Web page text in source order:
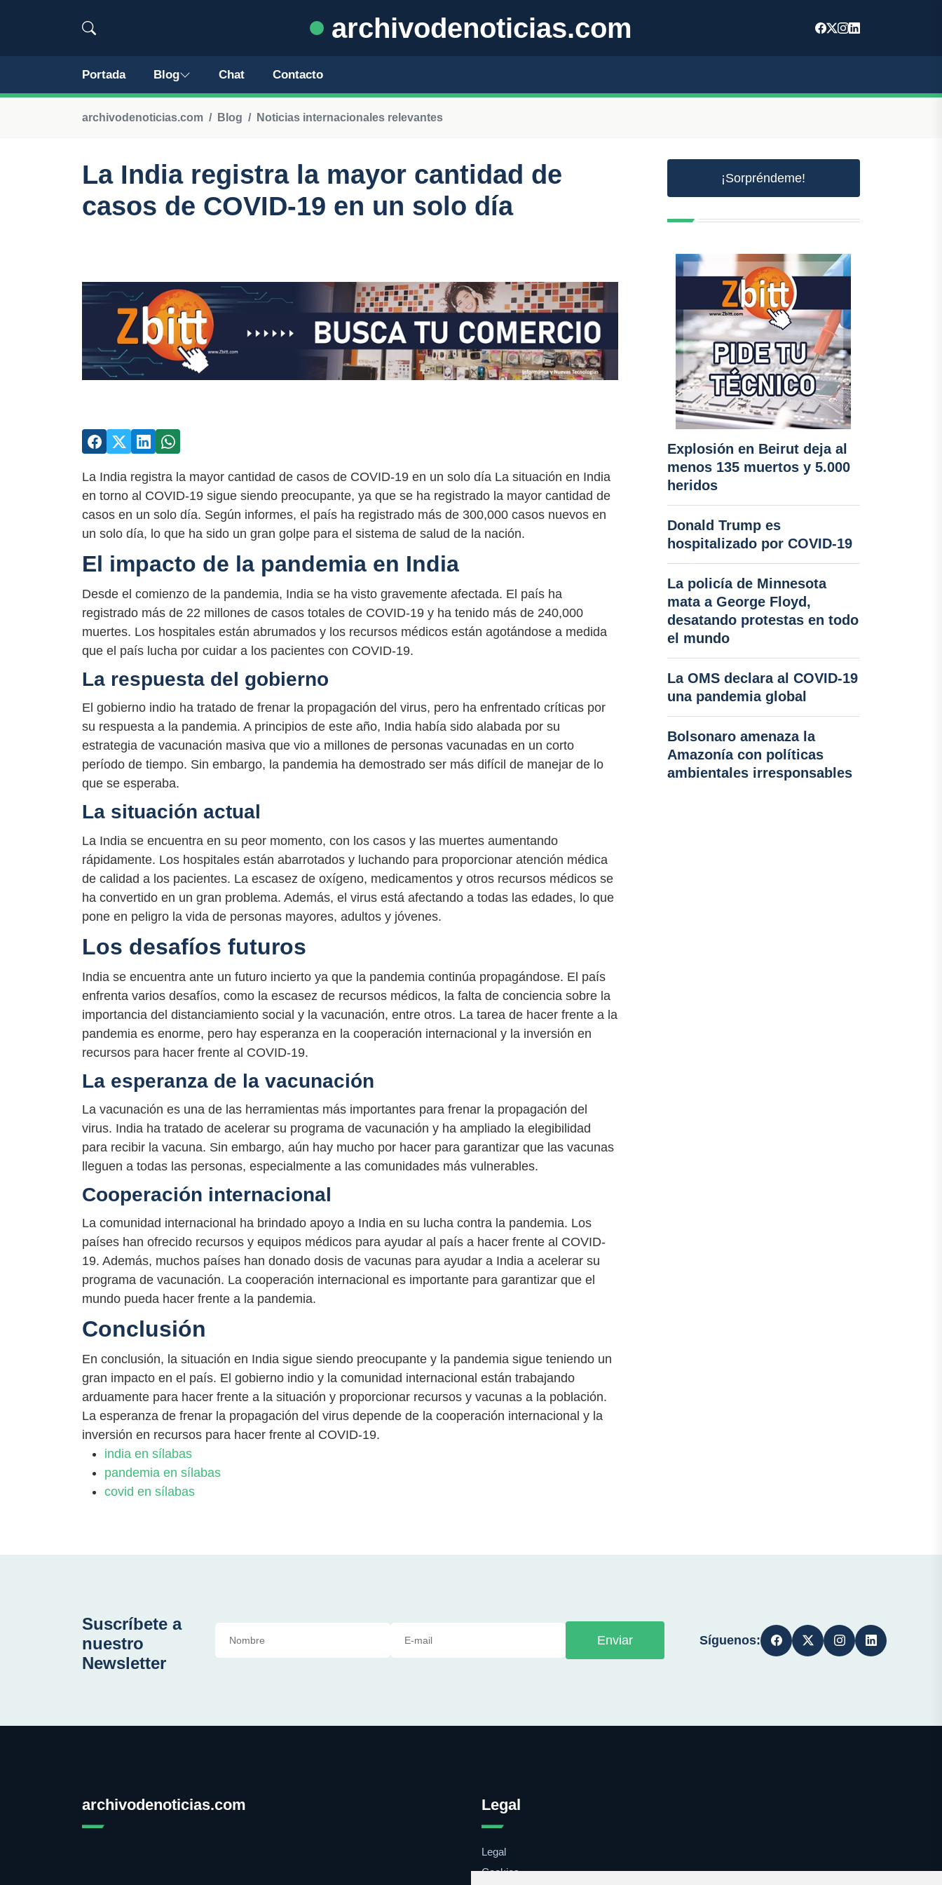
archivodenoticias.com
Portada Blog Chat Contacto
archivodenoticias.com Blog Noticias internacionales relevantes
La India registra la mayor cantidad de
casos de COVID-19 en un solo día
La India registra la mayor cantidad de casos de COVID-19 en un solo día La situación en India
en torno al COVID-19 sigue siendo preocupante, ya que se ha registrado la mayor cantidad de
casos en un solo día. Según informes, el país ha registrado más de 300,000 casos nuevos en
un solo día, lo que ha sido un gran golpe para el sistema de salud de la nación.
El impacto de la pandemia en India
Desde el comienzo de la pandemia, India se ha visto gravemente afectada. El país ha
registrado más de 22 millones de casos totales de COVID-19 y ha tenido más de 240,000
muertes. Los hospitales están abrumados y los recursos médicos están agotándose a medida
que el país lucha por cuidar a los pacientes con COVID-19.
La respuesta del gobierno
El gobierno indio ha tratado de frenar la propagación del virus, pero ha enfrentado críticas por
su respuesta a la pandemia. A principios de este año, India había sido alabada por su
estrategia de vacunación masiva que vio a millones de personas vacunadas en un corto
período de tiempo. Sin embargo, la pandemia ha demostrado ser más difícil de manejar de lo
que se esperaba.
La situación actual
La India se encuentra en su peor momento, con los casos y las muertes aumentando
rápidamente. Los hospitales están abarrotados y luchando para proporcionar atención médica
de calidad a los pacientes. La escasez de oxígeno, medicamentos y otros recursos médicos se
ha convertido en un gran problema. Además, el virus está afectando a todas las edades, lo que
pone en peligro la vida de personas mayores, adultos y jóvenes.
Los desafíos futuros
India se encuentra ante un futuro incierto ya que la pandemia continúa propagándose. El país
enfrenta varios desafíos, como la escasez de recursos médicos, la falta de conciencia sobre la
importancia del distanciamiento social y la vacunación, entre otros. La tarea de hacer frente a la
pandemia es enorme, pero hay esperanza en la cooperación internacional y la inversión en
recursos para hacer frente al COVID-19.
La esperanza de la vacunación
La vacunación es una de las herramientas más importantes para frenar la propagación del
virus. India ha tratado de acelerar su programa de vacunación y ha ampliado la elegibilidad
para recibir la vacuna. Sin embargo, aún hay mucho por hacer para garantizar que las vacunas
lleguen a todas las personas, especialmente a las comunidades más vulnerables.
Cooperación internacional
La comunidad internacional ha brindado apoyo a India en su lucha contra la pandemia. Los
países han ofrecido recursos y equipos médicos para ayudar al país a hacer frente al COVID-
19. Además, muchos países han donado dosis de vacunas para ayudar a India a acelerar su
programa de vacunación. La cooperación internacional es importante para garantizar que el
mundo pueda hacer frente a la pandemia.
Conclusión
En conclusión, la situación en India sigue siendo preocupante y la pandemia sigue teniendo un
gran impacto en el país. El gobierno indio y la comunidad internacional están trabajando
arduamente para hacer frente a la situación y proporcionar recursos y vacunas a la población.
La esperanza de frenar la propagación del virus depende de la cooperación internacional y la
inversión en recursos para hacer frente al COVID-19.
india en sílabas
pandemia en sílabas
covid en sílabas
¡Sorpréndeme!
Explosión en Beirut deja al
menos 135 muertos y 5.000
heridos
Donald Trump es
hospitalizado por COVID-19
La policía de Minnesota
mata a George Floyd,
desatando protestas en todo
el mundo
La OMS declara al COVID-19
una pandemia global
Bolsonaro amenaza la
Amazonía con políticas
ambientales irresponsables
Suscríbete a
nuestro
Newsletter
Enviar Síguenos:
archivodenoticias.com Legal
Legal
Cookies